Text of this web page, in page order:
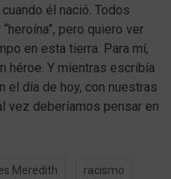
él nació. Todos
“heroína”, pero quiero ver
en esta tierra. Para mí,
héroe. Y mientras escribía
el día de hoy, con nuestras
vez deberíamos pensar en
Meredith
racismo